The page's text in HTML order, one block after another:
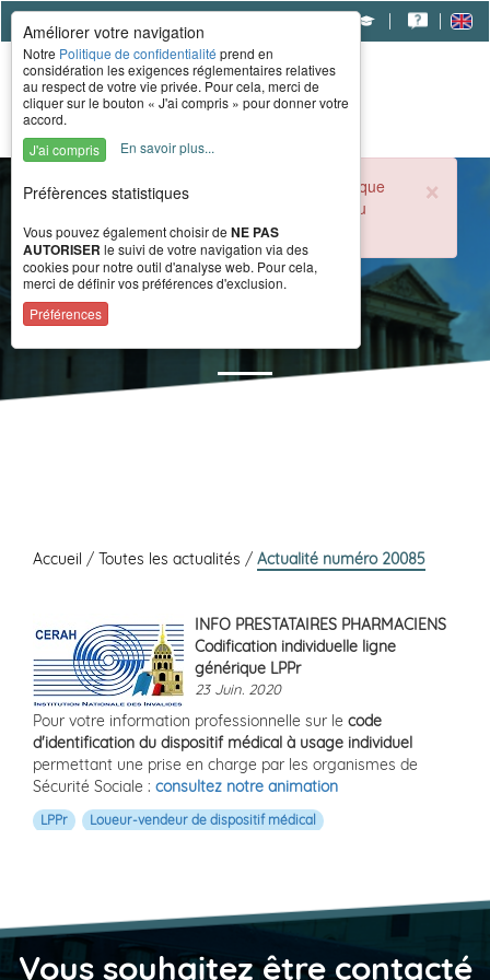
×
Durant la période estivale, l'accueil téléphonique
du CERAH est ouvert de 8h à 16h du lundi au
vendredi.
Accueil / Toutes les actualités / Actualité numéro 20085
INFO PRESTATAIRES PHARMACIENS
Codification individuelle ligne
générique LPPr
23 Juin. 2020
Pour votre information professionnelle sur le code
d'identification du dispositif médical à usage individuel
permettant une prise en charge par les organismes de
Sécurité Sociale : consultez notre animation
LPPr Loueur-vendeur de dispositif médical
Vous souhaitez être contacté
Améliorer votre navigation
Notre Politique de confidentialité prend en
considération les exigences réglementaires relatives
au respect de votre vie privée. Pour cela, merci de
cliquer sur le bouton « J'ai compris » pour donner votre
accord.
J'ai compris
En savoir plus...
Préfèrences statistiques
Vous pouvez également choisir de NE PAS
AUTORISER le suivi de votre navigation via des
cookies pour notre outil d'analyse web. Pour cela,
merci de définir vos préférences d'exclusion.
Préférences